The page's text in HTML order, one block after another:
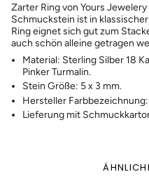
Zarter Ring von Yours
Schmuckstein ist in
Ring eignet sich gut zum
auch schön alleine getragen
Material: Sterling Silber 18
Pinker Turmalin.
Stein Größe: 5 x 3 mm.
Hersteller
Lieferung mit